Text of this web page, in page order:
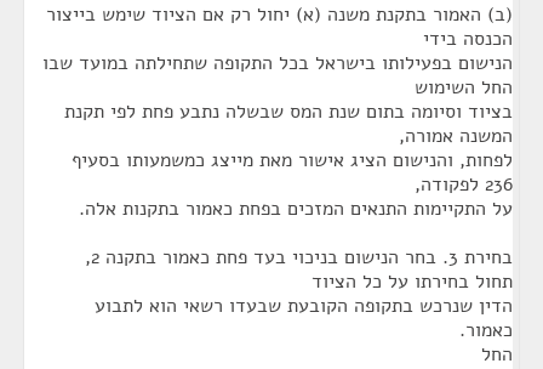
(ב) האמור בתקנת משנה (א) יחול רק אם הציוד שימש בייצור
הכנסה בידי
הנישום בפעילותו בישראל בכל התקופה שתחילתה במועד שבו
החל השימוש
בציוד וסיומה בתום שנת המס שבשלה נתבע פחת לפי תקנת
המשנה אמורה,
לפחות, והנישום הציג אישור מאת מייצג כמשמעותו בסעיף
236 לפקודה,
על התקיימות התנאים המזכים בפחת כאמור בתקנות אלה.
בחירת 3. בחר הנישום בניכוי בעד פחת כאמור בתקנה 2,
תחול בחירתו על כל הציוד
הדין שנרכש בתקופה הקובעת שבעדו רשאי הוא לתבוע
כאמור.
החל